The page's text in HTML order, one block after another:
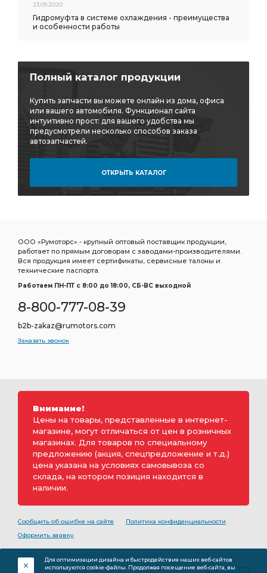
23.09.2020
Гидромуфта в системе охлаждения - преимущества
и особенности работы
Полный каталог продукции
Купить запчасти вы можете онлайн из дома, офиса
или вашего автомобиля. Функционал сайта
интуитивно прост: для вашего удобства мы
предусмотрели несколько способов заказа
автозапчастей.
ОТКРЫТЬ КАТАЛОГ
ООО «Румоторс» - крупный оптовый поставщик продукции,
работает по прямым договорам с заводами-производителями.
Вся продукция имеет сертификаты, сервисные талоны и
технические паспорта.
Работаем ПН-ПТ c 8:00 до 18:00, СБ-ВС выходной
8-800-777-08-39
b2b-zakaz@rumotors.com
Заказать звонок
Внимание!
Цены на товары, представленные в интернет-
магазине, могут отличаться от цен в розничных
магазинах. Для товаров по специальному
предложению (акция, спецпредложение и т.д.)
цена указана на условиях самовывоза со
склада, на котором позиция находится в
наличии.
Сообщить об ошибке на сайте
Политика конфиденциальности
Оформить заявку
обозначением ООО «РуМоторс». Все права на
разработку принадлежат ООО «Румоторс». Не является
Для оптимизации дизайна и быстродействия наших веб-сайтов
используются cookie-файлы. Продолжая посещение веб-сайта, вы